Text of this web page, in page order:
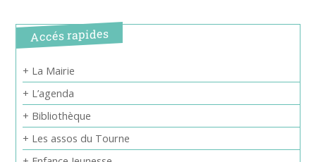
Accés rapides
+ La Mairie
+ L’agenda
+ Bibliothèque
+ Les assos du Tourne